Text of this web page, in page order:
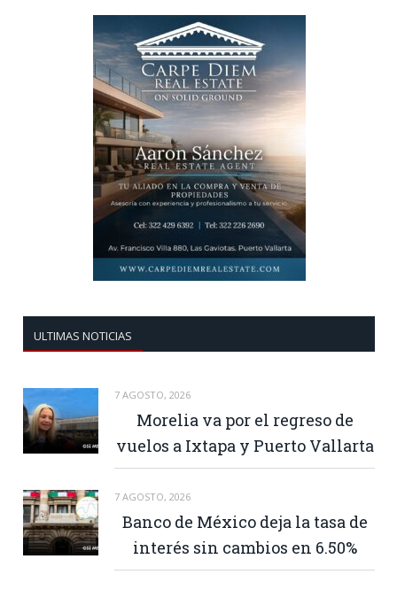
ULTIMAS NOTICIAS
7 AGOSTO, 2026
Morelia va por el regreso de
vuelos a Ixtapa y Puerto Vallarta
7 AGOSTO, 2026
Banco de México deja la tasa de
interés sin cambios en 6.50%